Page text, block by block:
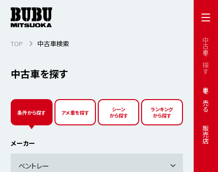
中古車を探す
車を売る
販売店
中古車を探す
TOP 中古車検索
条件から探す アメ車を探す
シーン
から探す
ランキング
から探す
メーカー
ベントレー